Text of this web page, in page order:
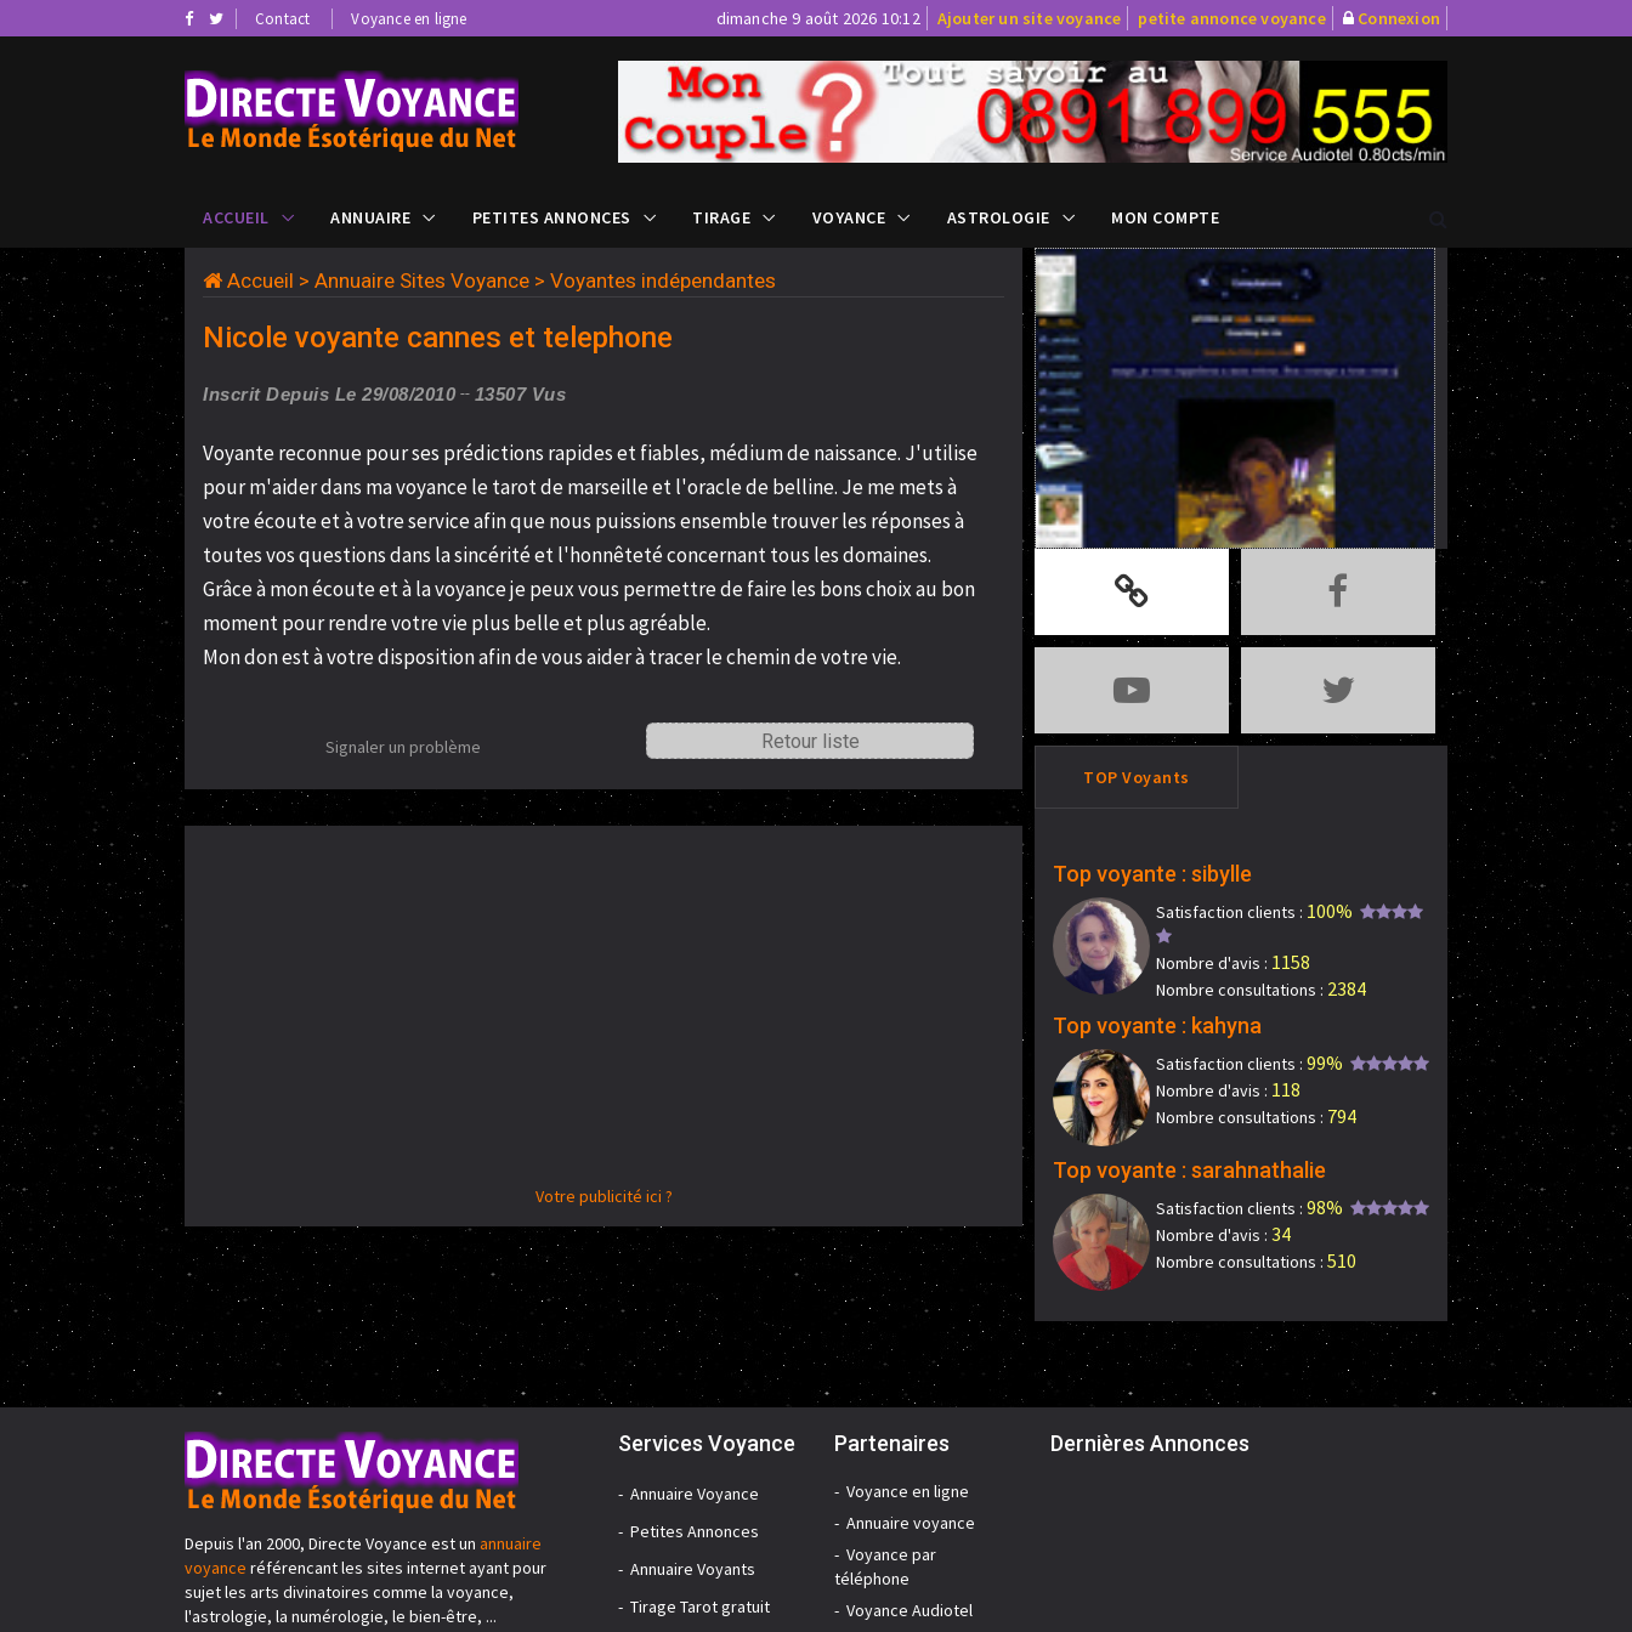
Contact Voyance en ligne dimanche 9 août 2026 10:12 Ajouter un site voyance petite annonce voyance Connexion
ACCUEIL ANNUAIRE PETITES ANNONCES TIRAGE VOYANCE ASTROLOGIE MON COMPTE
Accueil > Annuaire Sites Voyance > Voyantes indépendantes
Nicole voyante cannes et telephone
Inscrit Depuis Le 29/08/2010 13507 Vus
Voyante reconnue pour ses prédictions rapides et fiables, médium de naissance. J'utilise
pour m'aider dans ma voyance le tarot de marseille et l'oracle de belline. Je me mets à
votre écoute et à votre service afin que nous puissions ensemble trouver les réponses à
toutes vos questions dans la sincérité et l'honnêteté concernant tous les domaines.
Grâce à mon écoute et à la voyance je peux vous permettre de faire les bons choix au bon
moment pour rendre votre vie plus belle et plus agréable.
Mon don est à votre disposition afin de vous aider à tracer le chemin de votre vie.
Signaler un problème Retour liste
Votre publicité ici ?
TOP Voyants
Top voyante : sibylle
Satisfaction clients : 100%
Nombre d'avis : 1158
Nombre consultations : 2384
Top voyante : kahyna
Satisfaction clients : 99%
Nombre d'avis : 118
Nombre consultations : 794
Top voyante : sarahnathalie
Satisfaction clients : 98%
Nombre d'avis : 34
Nombre consultations : 510
Depuis l'an 2000, Directe Voyance est un annuaire
voyance référencant les sites internet ayant pour
sujet les arts divinatoires comme la voyance,
l'astrologie, la numérologie, le bien-être, ...
Services Voyance
Annuaire Voyance
Petites Annonces
Annuaire Voyants
Tirage Tarot gratuit
Partenaires
Voyance en ligne
Annuaire voyance
Voyance par
téléphone
Voyance Audiotel
Dernières Annonces